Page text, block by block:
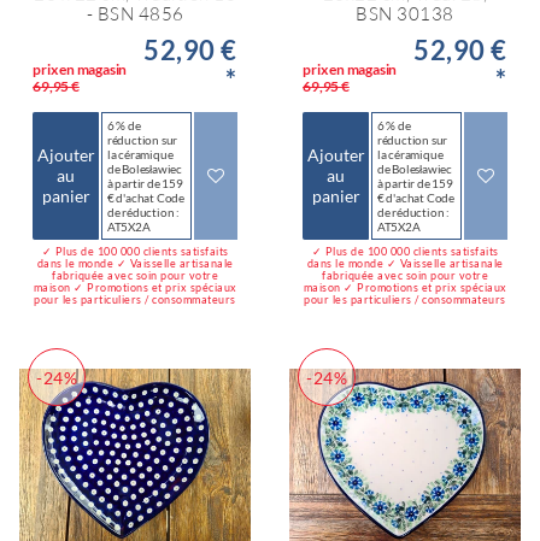
- BSN 4856
prix en magasin
69,95 €
52,90 €
*
Ajouter
au
panier
6 % de
réduction sur
la céramique
de Bolesławiec
à partir de 159
€ d'achat Code
de réduction :
AT5X2A
✓ Plus de 100 000 clients satisfaits
dans le monde ✓ Vaisselle artisanale
fabriquée avec soin pour votre
maison ✓ Promotions et prix spéciaux
pour les particuliers / consommateurs
BSN 30138
prix en magasin
69,95 €
52,90 €
*
Ajouter
au
panier
6 % de
réduction sur
la céramique
de Bolesławiec
à partir de 159
€ d'achat Code
de réduction :
AT5X2A
✓ Plus de 100 000 clients satisfaits
dans le monde ✓ Vaisselle artisanale
fabriquée avec soin pour votre
maison ✓ Promotions et prix spéciaux
pour les particuliers / consommateurs
-24% -24%